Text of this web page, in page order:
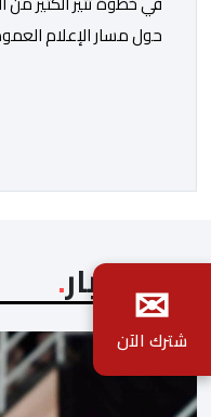
حول مسار الإعلام
الاجتماعية”، يُمثِّل
آخر الأخبار
✉
شترك الآن